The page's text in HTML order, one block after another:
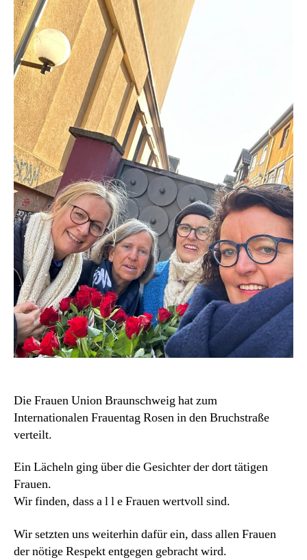
Die Frauen Union Braunschweig hat zum
Internationalen Frauentag Rosen in den Bruchstraße
verteilt.
Ein Lächeln ging über die Gesichter der dort tätigen
Frauen.
Wir finden, dass a l l e Frauen wertvoll sind.
Wir setzten uns weiterhin dafür ein, dass allen Frauen
der nötige Respekt entgegen gebracht wird.